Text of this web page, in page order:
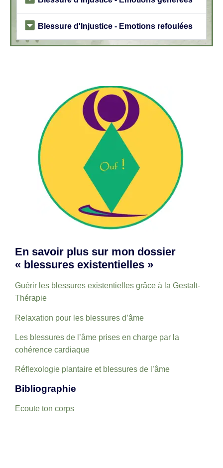
Blessure d'Injustice - Emotions refoulées
En savoir plus sur mon dossier
« blessures existentielles »
Guérir les blessures existentielles grâce à la Gestalt-
Thérapie
Relaxation pour les blessures d’âme
Les blessures de l’âme prises en charge par la
cohérence cardiaque
Réflexologie plantaire et blessures de l’âme
Bibliographie
Ecoute ton corps